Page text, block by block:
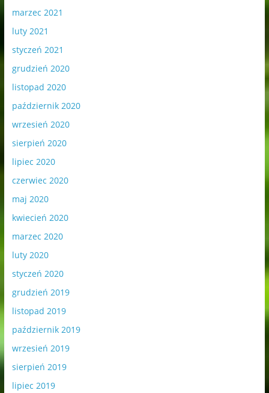
marzec 2021
luty 2021
styczeń 2021
grudzień 2020
listopad 2020
październik 2020
wrzesień 2020
sierpień 2020
lipiec 2020
czerwiec 2020
maj 2020
kwiecień 2020
marzec 2020
luty 2020
styczeń 2020
grudzień 2019
listopad 2019
październik 2019
wrzesień 2019
sierpień 2019
lipiec 2019